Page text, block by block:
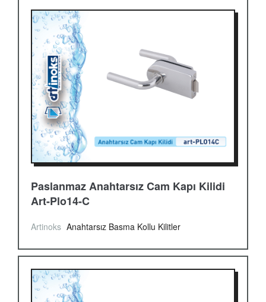
Paslanmaz Anahtarsız Cam Kapı Kilidi
Art-Plo14-C
Artinoks Anahtarsız Basma Kollu Kilitler